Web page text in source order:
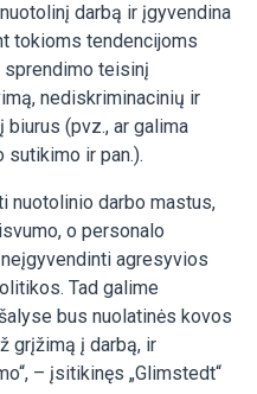
darbą ir įgyvendina
tokioms tendencijoms
teisinį
nediskriminacinių ir
(pvz., ar galima
sutikimo ir pan.).
nuotolinio darbo mastus,
o personalo
agresyvios
Tad galime
bus nuolatinės kovos
grįžimą į darbą, ir
– įsitikinęs „Glimstedt“